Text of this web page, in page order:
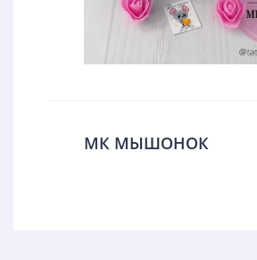
МК МЫШОНОК